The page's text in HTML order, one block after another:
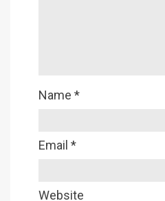
Name *
Email *
Website